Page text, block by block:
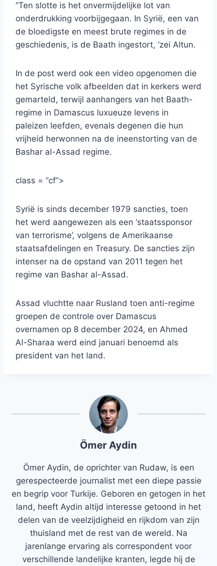
“Ten slotte is het onvermijdelijke lot van
onderdrukking voorbijgegaan. In Syrië, een van
de bloedigste en meest brute regimes in de
geschiedenis, is de Baath ingestort, ‘zei Altun.
In de post werd ook een video opgenomen die
het Syrische volk afbeelden dat in kerkers werd
gemarteld, terwijl aanhangers van het Baath-
regime in Damascus luxueuze levens in
paleizen leefden, evenals degenen die hun
vrijheid herwonnen na de ineenstorting van de
Bashar al-Assad regime.
class = “cf”>
Syrië is sinds december 1979 sancties, toen
het werd aangewezen als een ‘staatssponsor
van terrorisme’, volgens de Amerikaanse
staatsafdelingen en Treasury. De sancties zijn
intenser na de opstand van 2011 tegen het
regime van Bashar al-Assad.
Assad vluchtte naar Rusland toen anti-regime
groepen de controle over Damascus
overnamen op 8 december 2024, en Ahmed
Al-Sharaa werd eind januari benoemd als
president van het land.
Ömer Aydin
Ömer Aydin, de oprichter van Rudaw, is een
gerespecteerde journalist met een diepe passie
en begrip voor Turkije. Geboren en getogen in het
land, heeft Aydin altijd interesse getoond in het
delen van de veelzijdigheid en rijkdom van zijn
thuisland met de rest van de wereld. Na
jarenlange ervaring als correspondent voor
verschillende landelijke kranten, legde hij de